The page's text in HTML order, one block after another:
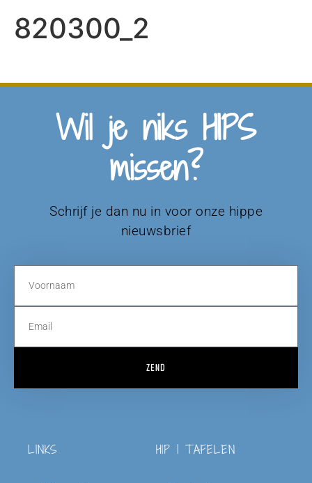
820300_2
Wil je niks HIPS
missen?
Schrijf je dan nu in voor onze hippe
nieuwsbrief
ZEND
LINKS HIP | TAFELEN